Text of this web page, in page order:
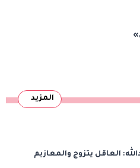
المزيد
العاقل يتزوج والمعازيم